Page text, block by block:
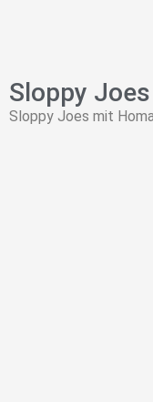
Sloppy Joes
Sloppy Joes mit